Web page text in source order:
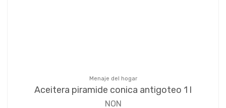
Menaje del hogar
Aceitera piramide conica antigoteo 1 l
NON